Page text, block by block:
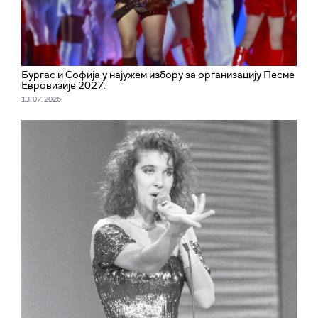
Бургас и Софија у најужем избору за организацију Песме
Евровизије 2027.
13. 07. 2026.